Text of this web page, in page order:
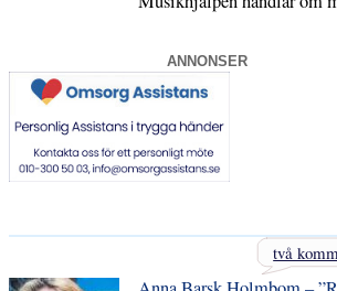
ANNONSER
två